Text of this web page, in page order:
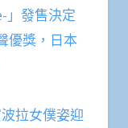
」發售決定
優獎，日本
波拉女僕姿迎